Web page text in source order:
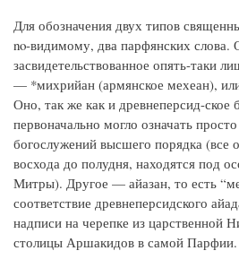
Для обозначения двух типов
no-видимому, два парфянских слова.
засвидетельствованное опять-таки
— *михрийан (армянское мехеан),
Оно, так же как и древнеперсид-ское
первоначально могло означать
богослужений высшего порядка (все
восхода до полудня, находятся под
Митры). Другое — айазан, то есть
соответствие древнеперсидского
надписи на черепке из царственной
столицы Аршакидов в самой Парфии.